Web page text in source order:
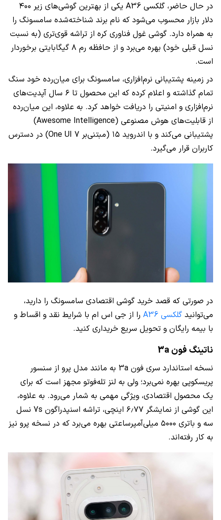
در حال حاضر، گلکسی A36 یکی از بهترین گوشی‌های زیر ۴۰۰
دلار بازار محسوب می‌شود که نام برند شناخته‌شده سامسونگ را
به همراه دارد. گوشی غول فناوری کره از تراشه قوی‌تری (به نسبت
نسل قبلی خود) بهره می‌برد و از حافظه رم ۸ گیگابایتی برخوردار
است.
در زمینه پشتیبانی نرم‌افزاری، سامسونگ برای میان‌رده خود سنگ
تمام گذاشته و اعلام کرده که این محصول تا ۶ سال آپدیت‌های
نرم‌افزاری و امنیتی را دریافت خواهد کرد. به علاوه، این میان‌رده
از قابلیت‌های هوش مصنوعی (Awesome Intelligence)
پشتیبانی می‌کند و با اندروید ۱۵ (مبتنی‌بر One UI 7) در دسترس
کاربران قرار می‌گیرد.
در صورتی که قصد خرید گوشی اقتصادی سامسونگ را دارید،
می‌توانید گلکسی A36
را از جی‌ اس ام با شرایط نقد و اقساط و
با بیمه رایگان و تحویل سریع خریداری کنید.
ناتینگ فون 3a
نسخه استاندارد سری فون 3a به مانند مدل پرو از سنسور
پریسکوپی بهره نمی‌برد؛ ولی به لنز تله‌فوتو مجهز است که برای
یک محصول اقتصادی، ویژگی مهمی به شمار می‌رود. به علاوه،
این گوشی از نمایشگر ۶٫۷۷ اینچی، تراشه اسنپدراگون 7s نسل
سه و باتری ۵۰۰۰ میلی‌آمپرساعتی بهره می‌برد که در نسخه پرو نیز
به کار رفته‌اند.